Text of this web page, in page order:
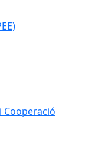
Cooperació